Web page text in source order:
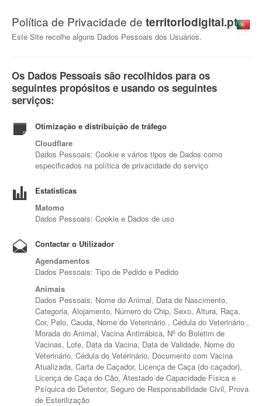
Política de Privacidade de territoriodigital.pt
Este Site recolhe alguns Dados Pessoais dos Usuários.
Os Dados Pessoais são recolhidos para os
seguintes propósitos e usando os seguintes
serviços:
Otimização e distribuição de tráfego
Cloudflare
Dados Pessoais: Cookie e vários tipos de Dados como
especificados na política de privacidade do serviço
Estatísticas
Matomo
Dados Pessoais: Cookie e Dados de uso
Contactar o Utilizador
Agendamentos
Dados Pessoais: Tipo de Pedido e Pedido
Animais
Dados Pessoais: Nome do Animal, Data de Nascimento,
Categoria, Alojamento, Número do Chip, Sexo, Altura, Raça,
Cor, Pelo, Cauda, Nome do Veterinário , Cédula do Veterinário ,
Morada do Animal, Vacina Antirrábica, Nº do Boletim de
Vacinas, Lote, Data da Vacina, Data de Validade, Nome do
Veterinário, Cédula do Veterinário, Documento com Vacina
Atualizada, Carta de Caçador, Licença de Caça (do caçador),
Licença de Caça do Cão, Atestado de Capacidade Física e
Psíquica do Detentor, Seguro de Responsabilidade Civil, Prova
de Esterilização